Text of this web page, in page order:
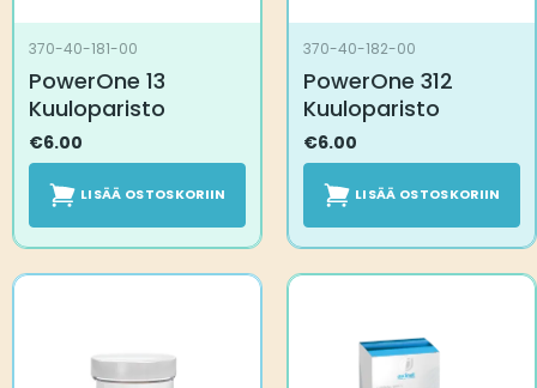
370-40-181-00
PowerOne 13
Kuuloparisto
€6.00
LISÄÄ OSTOSKORIIN
370-40-182-00
PowerOne 312
Kuuloparisto
€6.00
LISÄÄ OSTOSKORIIN